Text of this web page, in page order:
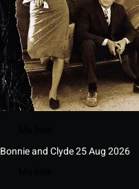
Bonnie and Clyde25 Aug 2026